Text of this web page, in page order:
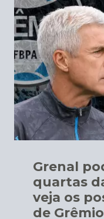
Grenal
quartas
veja os
de